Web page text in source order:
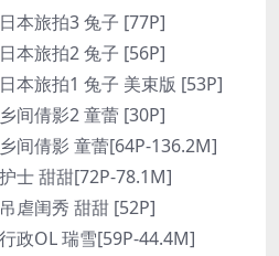
本旅拍3 兔子 [77P]
本旅拍2 兔子 [56P]
本旅拍1 兔子 美束版 [53P]
间倩影2 童蕾 [30P]
间倩影 童蕾[64P-136.2M]
士 甜甜[72P-78.1M]
虐闺秀 甜甜 [52P]
政OL 瑞雪[59P-44.4M]